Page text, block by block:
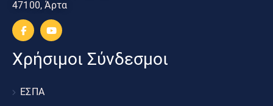
47100, Άρτα
Χρήσιμοι Σύνδεσμοι
ΕΣΠΑ